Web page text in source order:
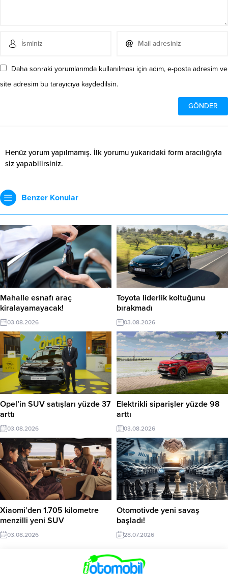
Daha sonraki yorumlarımda kullanılması için adım, e-posta adresim ve
site adresim bu tarayıcıya kaydedilsin.
Henüz yorum yapılmamış. İlk yorumu yukarıdaki form aracılığıyla
siz yapabilirsiniz.
Benzer Konular
Mahalle esnafı araç
kiralayamayacak!
03.08.2026
Toyota liderlik koltuğunu
bırakmadı
03.08.2026
Opel’in SUV satışları yüzde 37
arttı
03.08.2026
Elektrikli siparişler yüzde 98
arttı
03.08.2026
Xiaomi’den 1.705 kilometre
menzilli yeni SUV
03.08.2026
Otomotivde yeni savaş
başladı!
28.07.2026